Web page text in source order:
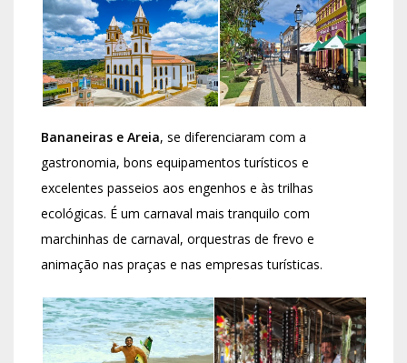
Bananeiras e Areia, se diferenciaram com a
gastronomia, bons equipamentos turísticos e
excelentes passeios aos engenhos e às trilhas
ecológicas. É um carnaval mais tranquilo com
marchinhas de carnaval, orquestras de frevo e
animação nas praças e nas empresas turísticas.